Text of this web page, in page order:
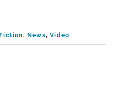
Fiction, News,Video